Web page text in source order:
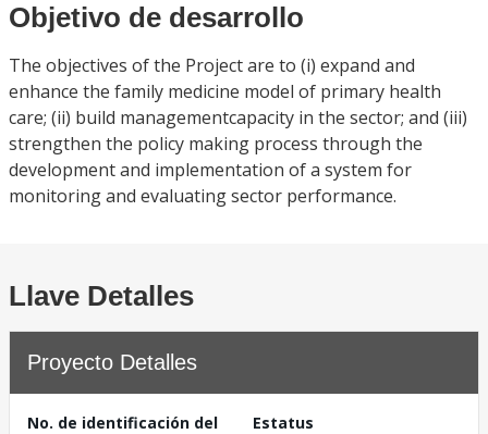
Objetivo de desarrollo
The objectives of the Project are to (i) expand and
enhance the family medicine model of primary health
care; (ii) build managementcapacity in the sector; and (iii)
strengthen the policy making process through the
development and implementation of a system for
monitoring and evaluating sector performance.
Llave Detalles
Proyecto Detalles
No. de identificación del
Estatus